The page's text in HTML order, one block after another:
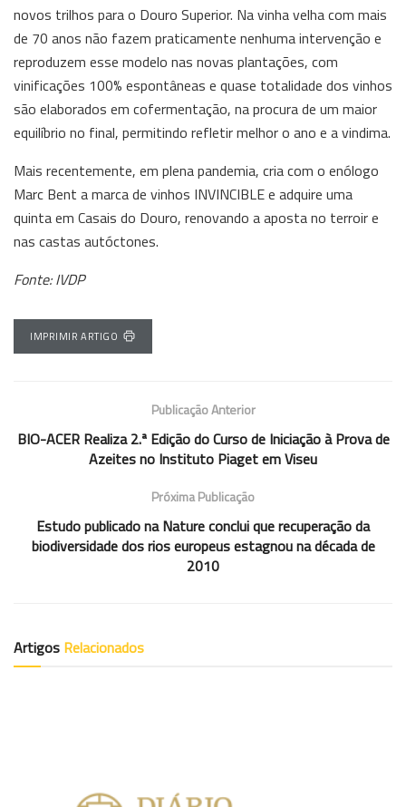
novos trilhos para o Douro Superior. Na vinha velha com mais
de 70 anos não fazem praticamente nenhuma intervenção e
reproduzem esse modelo nas novas plantações, com
vinificações 100% espontâneas e quase totalidade dos vinhos
são elaborados em cofermentação, na procura de um maior
equilíbrio no final, permitindo refletir melhor o ano e a vindima.
Mais recentemente, em plena pandemia, cria com o enólogo
Marc Bent a marca de vinhos INVINCIBLE e adquire uma
quinta em Casais do Douro, renovando a aposta no terroir e
nas castas autóctones.
Fonte: IVDP
IMPRIMIR ARTIGO
Publicação Anterior
BIO-ACER Realiza 2.ª Edição do Curso de Iniciação à Prova de
Azeites no Instituto Piaget em Viseu
Próxima Publicação
Estudo publicado na Nature conclui que recuperação da
biodiversidade dos rios europeus estagnou na década de
2010
Artigos Relacionados